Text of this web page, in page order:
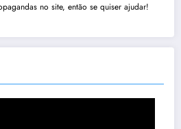
no site, então se quiser ajudar!